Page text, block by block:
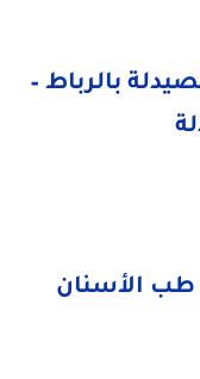
بالرباط –
طب الأسنان